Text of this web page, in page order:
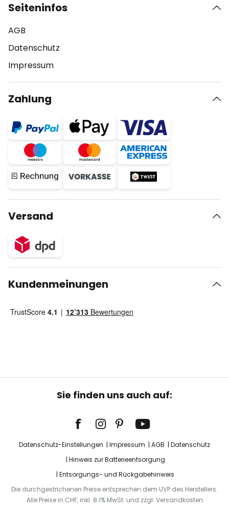
Seiteninfos
AGB
Datenschutz
Impressum
Zahlung
Versand
Kundenmeinungen
Sie finden uns auch auf:
Datenschutz-Einstellungen Impressum AGB
Datenschutz
Hinweis zur Batterieentsorgung
Entsorgungs- und Rückgabehinweis
Die durchgestrichenen Preise entsprechen dem UVP des Herstellers.
Alle Preise in CHF, inkl. 8.1% MwSt. und zzgl. Versandkosten